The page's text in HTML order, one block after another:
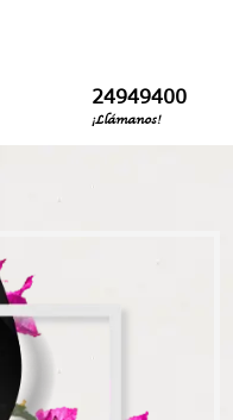
24949400
¡Llámanos!